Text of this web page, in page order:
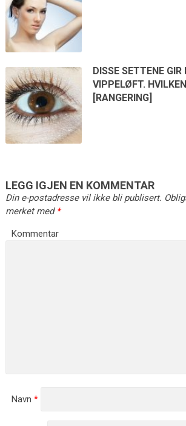
DISSE SETTENE GIR
VIPPELØFT.
[RANGERING]
LEGG IGJEN EN KOMMENTAR
Din e-postadresse vil ikke bli publisert.
merket med *
Kommentar
Navn *